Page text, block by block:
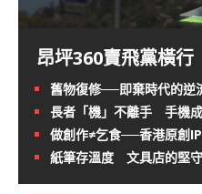
昂坪360賣飛黨橫
舊物復修──即棄時代的逆
長者「機」不離手 手機
做創作≠乞食──香港原創
紙筆存溫度 文具店的堅